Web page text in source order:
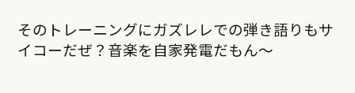
そのトレーニングにガズレレでの弾き語りもサ
イコーだぜ？音楽を自家発電だもん〜